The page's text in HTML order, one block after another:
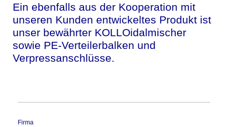
Ein ebenfalls aus der Kooperation mit
unseren Kunden entwickeltes Produkt ist
unser bewährter KOLLOidalmischer
sowie PE-Verteilerbalken und
Verpressanschlüsse.
Firma